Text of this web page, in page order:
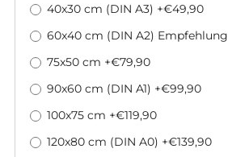
40x30 cm (DIN A3) +€49,90
60x40 cm (DIN A2) Empfehlung
75x50 cm +€79,90
90x60 cm (DIN A1) +€99,90
100x75 cm +€119,90
120x80 cm (DIN A0) +€139,90